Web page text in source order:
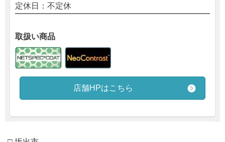
定休日：不定休
取扱い商品
店舗HPはこちら